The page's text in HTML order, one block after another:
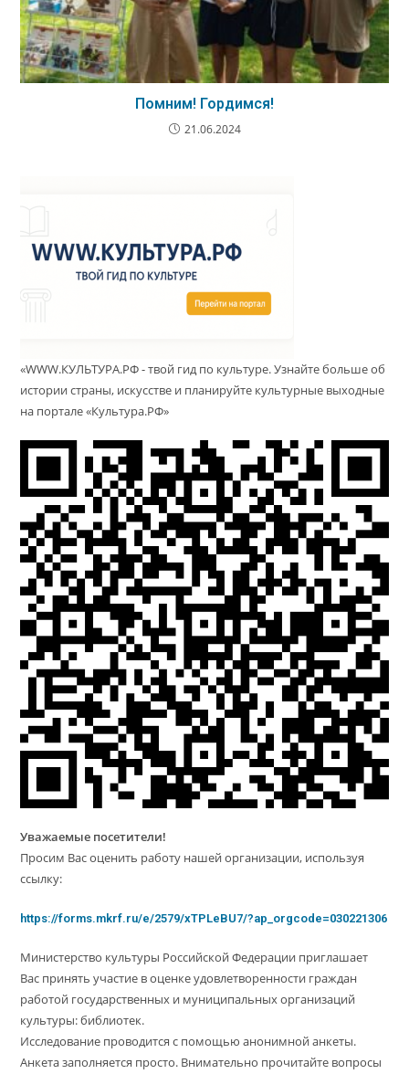
Помним! Гордимся!
21.06.2024
«WWW.КУЛЬТУРА.РФ - твой гид по культуре. Узнайте больше об
истории страны, искусстве и планируйте культурные выходные
на портале «Культура.РФ»
Уважаемые посетители!
Просим Вас оценить работу нашей организации, используя
ссылку:
https://forms.mkrf.ru/e/2579/xTPLeBU7/?ap_orgcode=030221306
Министерство культуры Российской Федерации приглашает
Вас принять участие в оценке удовлетворенности граждан
работой государственных и муниципальных организаций
культуры: библиотек.
Исследование проводится с помощью анонимной анкеты.
Анкета заполняется просто. Внимательно прочитайте вопросы